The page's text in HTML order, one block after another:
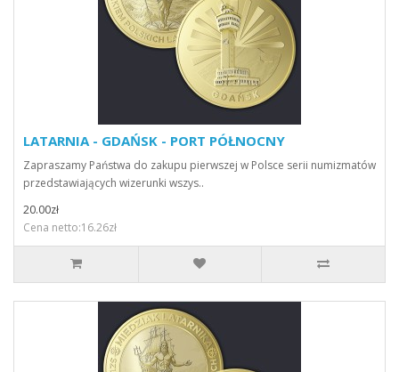
LATARNIA - GDAŃSK - PORT PÓŁNOCNY
Zapraszamy Państwa do zakupu pierwszej w Polsce serii numizmatów
przedstawiających wizerunki wszys..
20.00zł
Cena netto:16.26zł